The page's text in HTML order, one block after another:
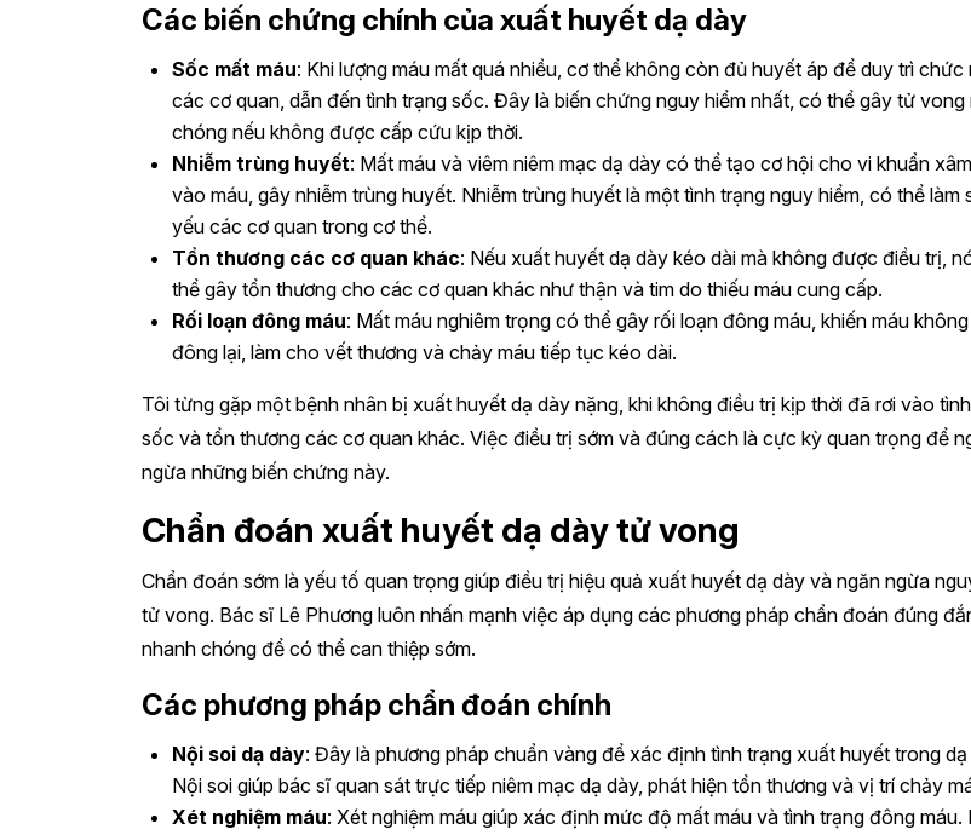
Các biến chứng chính của xuất huyết dạ dày
Sốc mất máu: Khi lượng máu mất quá nhiều, cơ thể không còn đủ huyết áp để duy trì chức
các cơ quan, dẫn đến tình trạng sốc. Đây là biến chứng nguy hiểm nhất, có thể gây tử vong
chóng nếu không được cấp cứu kịp thời.
Nhiễm trùng huyết: Mất máu và viêm niêm mạc dạ dày có thể tạo cơ hội cho vi khuẩn
vào máu, gây nhiễm trùng huyết. Nhiễm trùng huyết là một tình trạng nguy hiểm, có thể làm
yếu các cơ quan trong cơ thể.
Tổn thương các cơ quan khác: Nếu xuất huyết dạ dày kéo dài mà không được điều trị,
thể gây tổn thương cho các cơ quan khác như thận và tim do thiếu máu cung cấp.
Rối loạn đông máu: Mất máu nghiêm trọng có thể gây rối loạn đông máu, khiến máu
đông lại, làm cho vết thương và chảy máu tiếp tục kéo dài.
Tôi từng gặp một bệnh nhân bị xuất huyết dạ dày nặng, khi không điều trị kịp thời đã rơi vào
sốc và tổn thương các cơ quan khác. Việc điều trị sớm và đúng cách là cực kỳ quan trọng để
ngừa những biến chứng này.
Chẩn đoán xuất huyết dạ dày tử vong
Chẩn đoán sớm là yếu tố quan trọng giúp điều trị hiệu quả xuất huyết dạ dày và ngăn ngừa
tử vong. Bác sĩ Lê Phương luôn nhấn mạnh việc áp dụng các phương pháp chẩn đoán đúng
nhanh chóng để có thể can thiệp sớm.
Các phương pháp chẩn đoán chính
Nội soi dạ dày: Đây là phương pháp chuẩn vàng để xác định tình trạng xuất huyết trong dạ
Nội soi giúp bác sĩ quan sát trực tiếp niêm mạc dạ dày, phát hiện tổn thương và vị trí chảy
Xét nghiệm máu: Xét nghiệm máu giúp xác định mức độ mất máu và tình trạng đông máu.